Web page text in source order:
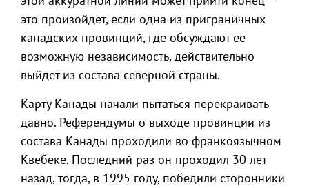
это произойдет, если одна из приграничных
канадских провинций, где обсуждают ее
возможную независимость, действительно
выйдет из состава северной страны.
Карту Канады начали пытаться перекраивать
давно. Референдумы о выходе провинции из
состава Канады проходили во франкоязычном
Квебеке. Последний раз он проходил 30 лет
назад, тогда, в 1995 году, победили сторонники